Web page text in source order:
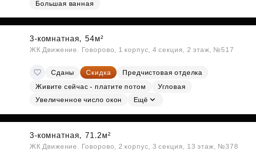
СубсидииБольшая ванная
3-комнатная, 54м²
ЖК Движение. Говорово, 1 корпус, 4 секция, 2 этаж, №517
Сданы Скидка
Предчистовая отделка
Живите сейчас - платите потом
Угловая
Увеличенное число окон
Ещё
3-комнатная, 71.2м²
ЖК Движение. Говорово, 2 корпус, 3 секция, 13 этаж, №378